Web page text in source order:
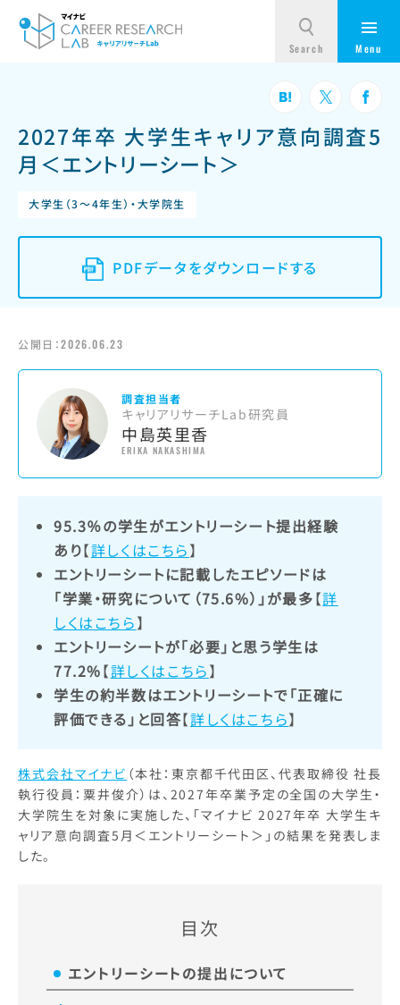
2027年卒 大学生キャリア意向調査5
月＜エントリーシート＞
大学生（3～4年生）・大学院生
PDFデータをダウンロードする
公開日：2026.06.23
調査担当者
キャリアリサーチLab研究員
中島英里香
ERIKA NAKASHIMA
95.3％の学生がエントリーシート提出経験
あり【詳しくはこちら】
エントリーシートに記載したエピソードは
「学業・研究について（75.6%）」が最多【詳
しくはこちら】
エントリーシートが「必要」と思う学生は
77.2%【詳しくはこちら】
学生の約半数はエントリーシートで「正確に
評価できる」と回答【詳しくはこちら】
株式会社マイナビ （本社：東京都千代田区、代表取締役 社長
執行役員：粟井俊介）は、2027年卒業予定の全国の大学生・
大学院生を対象に実施した、「マイナビ 2027年卒 大学生キ
ャリア意向調査5月＜エントリーシート＞」の結果を発表しま
した。
目次
エントリーシートの提出について